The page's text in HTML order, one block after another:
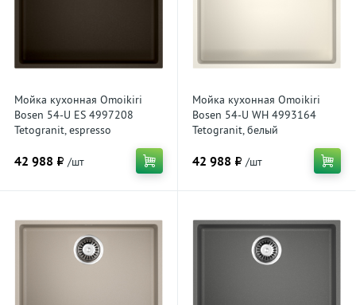
Мойка кухонная Omoikiri
Bosen 54-U ES 4997208
Tetogranit, espresso
42 988 ₽ /шт
Мойка кухонная Omoikiri
Bosen 54-U WH 4993164
Tetogranit, белый
42 988 ₽ /шт